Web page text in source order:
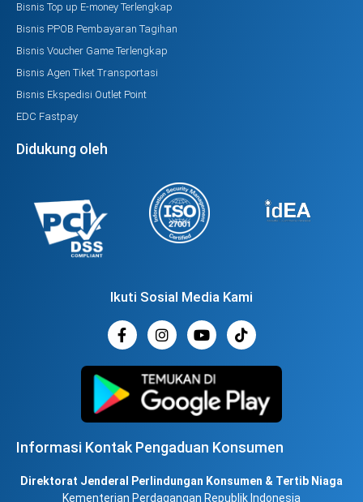
Bisnis Top up E-money Terlengkap
Bisnis PPOB Pembayaran Tagihan
Bisnis Voucher Game Terlengkap
Bisnis Agen Tiket Transportasi
Bisnis Ekspedisi Outlet Point
EDC Fastpay
Didukung oleh
Ikuti Sosial Media Kami
Informasi Kontak Pengaduan Konsumen
Direktorat Jenderal Perlindungan Konsumen & Tertib Niaga
Kementerian Perdagangan Republik Indonesia